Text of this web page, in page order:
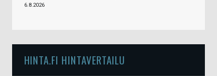
6.8.2026
HINTA.FI HINTAVERTAILU